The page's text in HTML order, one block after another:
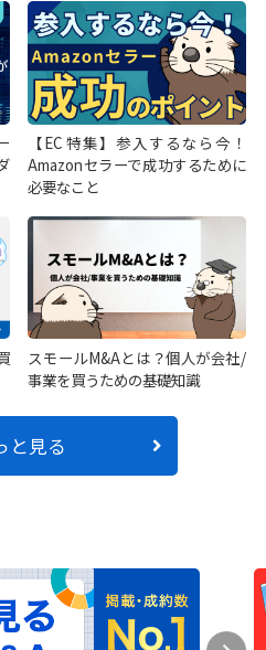
【EC特集】参入するなら今！
Amazonセラーで成功するために
必要なこと
スモールM&Aとは？個人が会社/
事業を買うための基礎知識
と見る